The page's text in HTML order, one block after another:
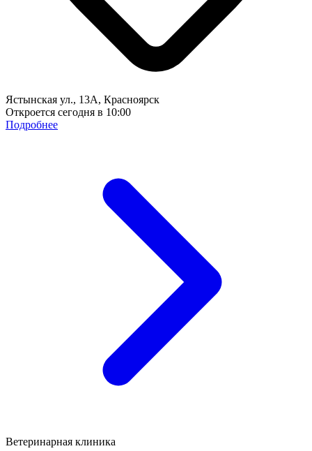
Ястынская ул., 13А, Красноярск
Откроется сегодня в 10:00
Подробнее
Ветеринарная клиника